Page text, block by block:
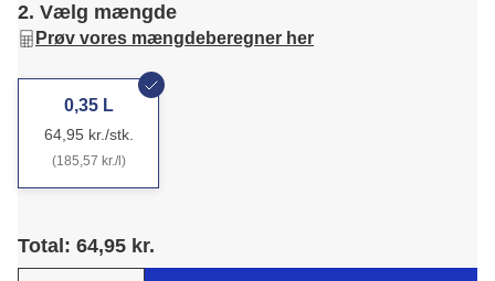
2. Vælg mængde
Prøv vores mængdeberegner her
0,35 L
64,95 kr./stk.
(185,57 kr./l)
Total: 64,95 kr.